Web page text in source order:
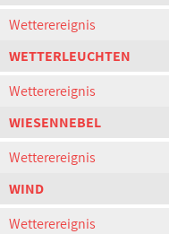
Wetterereignis
WETTERLEUCHTEN
Wetterereignis
WIESENNEBEL
Wetterereignis
WIND
Wetterereignis